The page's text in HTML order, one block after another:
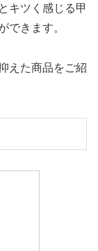
キツく感じる甲
できます。
えた商品をご紹